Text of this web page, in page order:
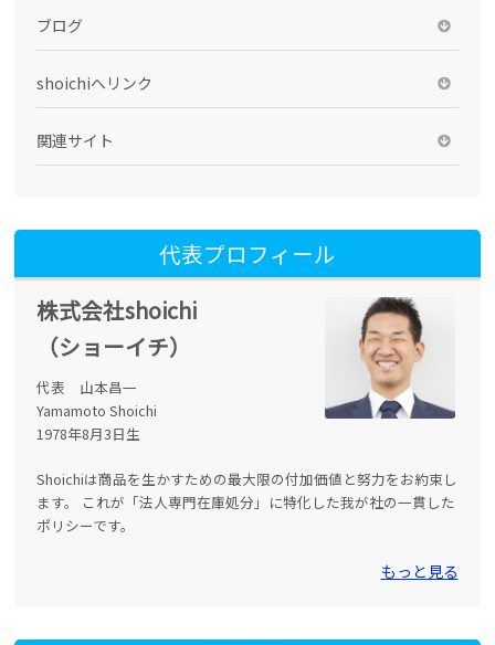
ブログ
shoichiへリンク
関連サイト
代表プロフィール
株式会社shoichi
（ショーイチ）
代表 山本昌一
Yamamoto Shoichi
1978年8月3日生
Shoichiは商品を生かすための最大限の付加価値と努力をお約束し
ます。 これが「法人専門在庫処分」に特化した我が社の一貫した
ポリシーです。
もっと見る